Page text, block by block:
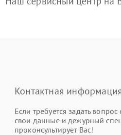
Контактная информация
Если требуется задать вопрос
свои данные и дежурный
проконсультирует Вас!